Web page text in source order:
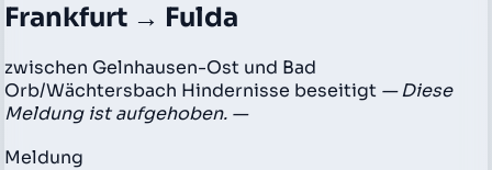
Frankfurt → Fulda
zwischen Gelnhausen-Ost und Bad
Orb/Wächtersbach Hindernisse beseitigt — Diese
Meldung ist aufgehoben. —
Meldung